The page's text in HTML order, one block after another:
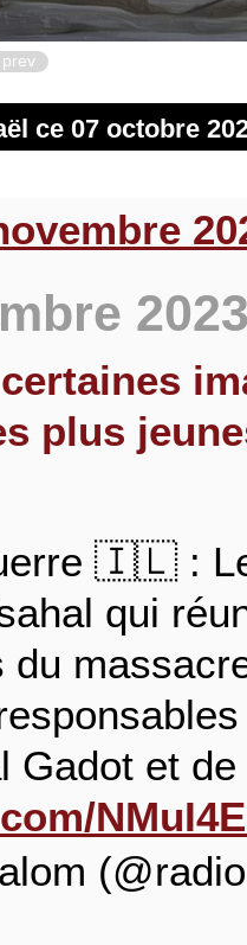
prev
ce 07 octobre
certaines
plus
🇮🇱 :
qui
du
Gadot et